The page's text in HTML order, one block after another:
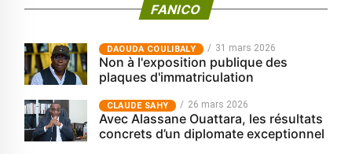
FANICO
‎DAOUDA COULIBALY 31 mars 2026
Non à l'exposition publique des
plaques d'immatriculation
CLAUDE SAHY 26 mars 2026
Avec Alassane Ouattara, les résultats
concrets d’un diplomate exceptionnel